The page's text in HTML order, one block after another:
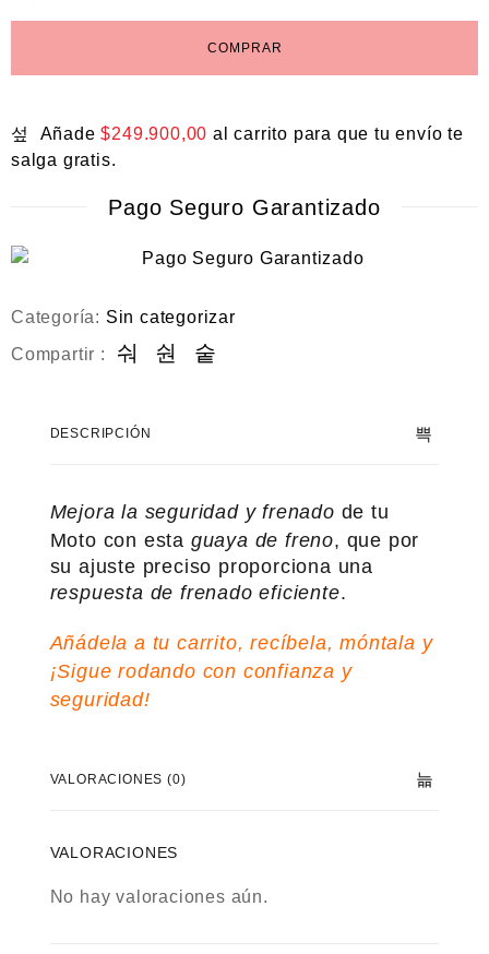
COMPRAR
Añade$249.900,00 al carrito para que tu envío te
salga gratis.
Pago Seguro Garantizado
Categoría: Sin categorizar
Compartir :
DESCRIPCIÓN
Mejora la seguridad y frenado de tu
Moto con esta guaya de freno, que por
su ajuste preciso proporciona una
respuesta de frenado eficiente.
Añádela a tu carrito, recíbela, móntala y
¡Sigue rodando con confianza y
seguridad!
VALORACIONES (0)
VALORACIONES
No hay valoraciones aún.